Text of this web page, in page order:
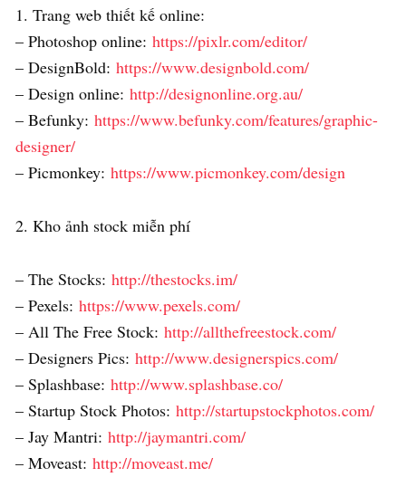
1. Trang web thiết kế online:
– Photoshop online: https://pixlr.com/editor/
– DesignBold: https://www.designbold.com/
– Design online: http://designonline.org.au/
– Befunky: https://www.befunky.com/features/graphic-
designer/
– Picmonkey: https://www.picmonkey.com/design
2. Kho ảnh stock miễn phí
– The Stocks: http://thestocks.im/
– Pexels: https://www.pexels.com/
– All The Free Stock: http://allthefreestock.com/
– Designers Pics: http://www.designerspics.com/
– Splashbase: http://www.splashbase.co/
– Startup Stock Photos: http://startupstockphotos.com/
– Jay Mantri: http://jaymantri.com/
– Moveast: http://moveast.me/